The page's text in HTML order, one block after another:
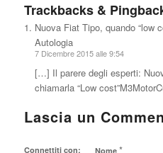
Trackbacks &
Nuova Fiat Tipo, quando “low
Autologia
7 Dicembre 2015 alle 9:54
[…] Il parere degli esperti:
chiamarla “Low
Lascia un
Connettiti con: Nome *